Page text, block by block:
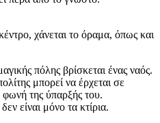
χάνεται το όραμα, όπως και
πόλης βρίσκεται ένας ναός.
μπορεί να έρχεται σε
της ύπαρξής του.
είναι μόνο τα κτίρια.